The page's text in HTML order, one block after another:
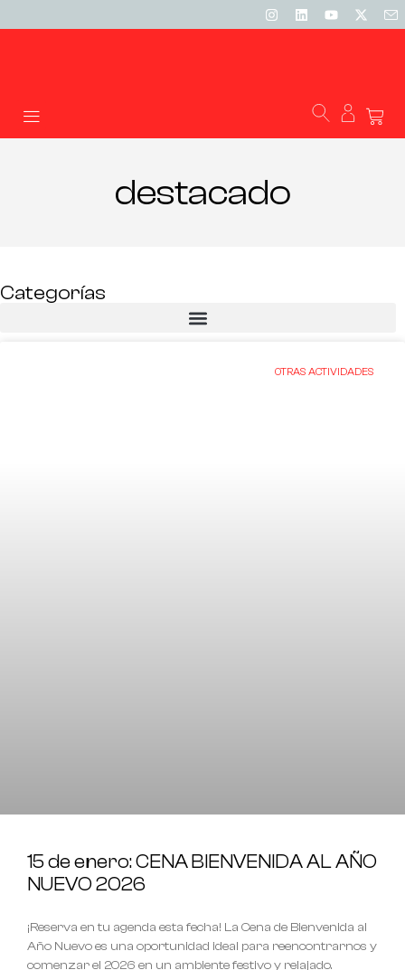
destacado
Categorías
OTRAS ACTIVIDADES
15 de enero: CENA BIENVENIDA AL AÑO
NUEVO 2026
¡Reserva en tu agenda esta fecha! La Cena de Bienvenida al
Año Nuevo es una oportunidad ideal para reencontrarnos y
comenzar el 2026 en un ambiente festivo y relajado.